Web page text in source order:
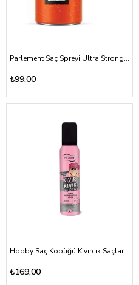
Parlement Saç Spreyi Ultra Strong 400ml
₺99,00
Hobby Saç Köpüğü Kıvırcık Saçlara Özel 150ml
₺169,00